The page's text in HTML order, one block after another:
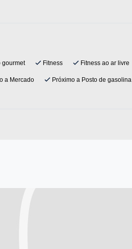
gourmet Fitness Fitness ao ar livre
a Mercado Próximo a Posto de gasolina